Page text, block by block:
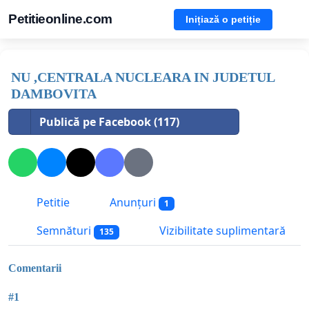
Petitieonline.com Inițiază o petiție
NU ,CENTRALA NUCLEARA IN JUDETUL
DAMBOVITA
Publică pe Facebook (117)
Petitie Anunțuri 1
Semnături 135 Vizibilitate suplimentară
Comentarii
#1